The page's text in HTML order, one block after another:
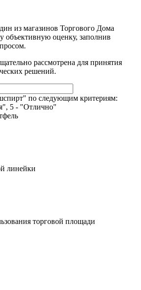
из магазинов Торгового Дома
объективную оценку, заполнив
рассмотрена для принятия
решений.
по следующим критериям:
5 - "Отлично"
линейки
торговой площади